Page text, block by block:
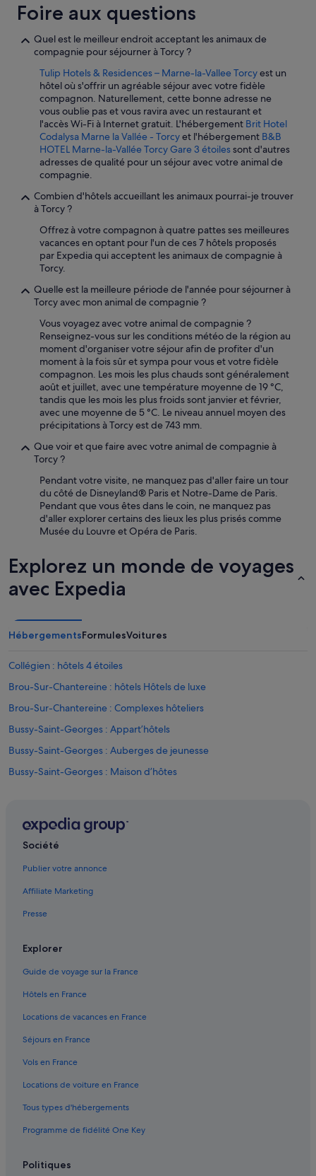
Foire aux questions
Quel est le meilleur endroit acceptant les animaux de
compagnie pour séjourner à Torcy ?
Tulip Hotels & Residences – Marne-la-Vallee Torcyest un
hôtel où s'offrir un agréable séjour avec votre fidèle
compagnon. Naturellement, cette bonne adresse ne
vous oublie pas et vous ravira avec un restaurant et
l'accès Wi-Fi à Internet gratuit. L'hébergement Brit Hotel
Codalysa Marne la Vallée - Torcyet l'hébergement B&B
HOTEL Marne-la-Vallée Torcy Gare 3 étoilessont d'autres
adresses de qualité pour un séjour avec votre animal de
compagnie.
Combien d'hôtels accueillant les animaux pourrai-je trouver
à Torcy ?
Offrez à votre compagnon à quatre pattes ses meilleures
vacances en optant pour l'un de ces 7 hôtels proposés
par Expedia qui acceptent les animaux de compagnie à
Torcy.
Quelle est la meilleure période de l'année pour séjourner à
Torcy avec mon animal de compagnie ?
Vous voyagez avec votre animal de compagnie ?
Renseignez-vous sur les conditions météo de la région au
moment d'organiser votre séjour afin de profiter d'un
moment à la fois sûr et sympa pour vous et votre fidèle
compagnon. Les mois les plus chauds sont généralement
août et juillet, avec une température moyenne de 19 °C,
tandis que les mois les plus froids sont janvier et février,
avec une moyenne de 5 °C. Le niveau annuel moyen des
précipitations à Torcy est de 743 mm.
Que voir et que faire avec votre animal de compagnie à
Torcy ?
Pendant votre visite, ne manquez pas d'aller faire un tour
du côté de Disneyland® Paris et Notre-Dame de Paris.
Pendant que vous êtes dans le coin, ne manquez pas
d'aller explorer certains des lieux les plus prisés comme
Musée du Louvre et Opéra de Paris.
Explorez un monde de voyages
avec Expedia
HébergementsFormulesVoitures
Collégien : hôtels 4 étoiles
Brou-Sur-Chantereine : hôtels Hôtels de luxe
Brou-Sur-Chantereine : Complexes hôteliers
Bussy-Saint-Georges : Appart’hôtels
Bussy-Saint-Georges : Auberges de jeunesse
Bussy-Saint-Georges : Maison d’hôtes
Bussy-Saint-Georges : hôtels Hôtels de luxe
Bussy-Saint-Georges : hôtels Hôtels tout compris
Bussy-Saint-Georges : hôtels Hôtels pas chers
Bussy-Saint-Martin : hôtels
Bussy-Saint-Martin : Maisons de ville
Centrex : hôtels à proximité
Champs-Sur-Marne : hôtels Hôtels pas chers
Champs-Sur-Marne : Maisons de ville
Société
Publier votre annonce
Affiliate Marketing
Presse
Explorer
Guide de voyage sur la France
Hôtels en France
Locations de vacances en France
Séjours en France
Vols en France
Locations de voiture en France
Tous types d'hébergements
Programme de fidélité One Key
Politiques